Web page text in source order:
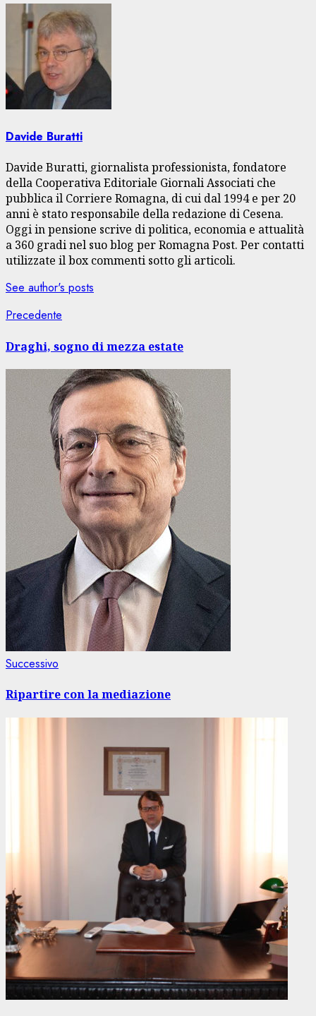
Davide Buratti
Davide Buratti, giornalista professionista, fondatore
della Cooperativa Editoriale Giornali Associati che
pubblica il Corriere Romagna, di cui dal 1994 e per 20
anni è stato responsabile della redazione di Cesena.
Oggi in pensione scrive di politica, economia e attualità
a 360 gradi nel suo blog per Romagna Post. Per contatti
utilizzate il box commenti sotto gli articoli.
See author's posts
Navigazione
articolo
Precedente
Draghi, sogno di mezza estate
Successivo
Ripartire con la mediazione